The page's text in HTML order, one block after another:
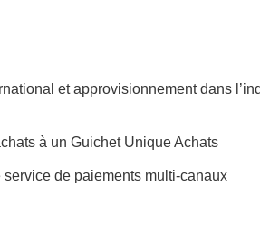
et approvisionnement dans
à un Guichet Unique Achats
service de paiements multi-canaux